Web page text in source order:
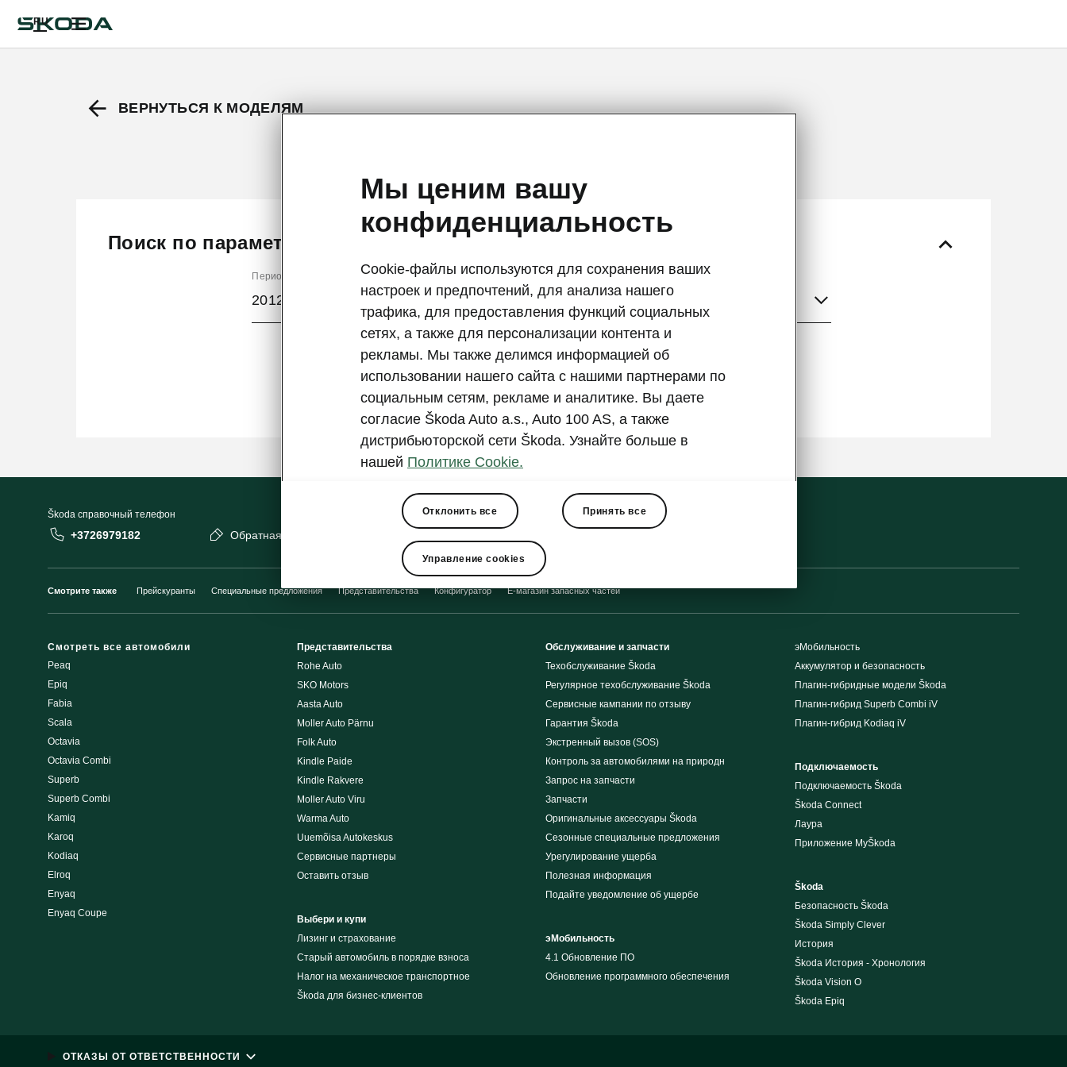
RU
ВЕРНУТЬСЯ К МОДЕЛЯМ
Поиск по параметрам
Период производства
2012/11 Язык
Показать
Škoda cправочный телефон
+3726979182 Обратная связь
Смотрите также Прейскуранты Специальные предложения Представительства Конфигуратор E-магазин запасных частей
Смотреть все автомобили
Peaq
Epiq
Fabia
Scala
Octavia
Octavia Combi
Superb
Superb Combi
Kamiq
Karoq
Kodiaq
Elroq
Enyaq
Enyaq Coupe
Представительства
Rohe Auto
SKO Motors
Aasta Auto
Moller Auto Pärnu
Folk Auto
Kindle Paide
Kindle Rakvere
Moller Auto Viru
Warma Auto
Uuemõisa Autokeskus
Сервисные партнеры
Оставить отзыв
Выбери и купи
Лизинг и cтрахование
Cтарый автомобиль в порядке взноса
Налог на механическое транспортное
Škoda для бизнес-клиентов
Обслуживание и запчасти
Техобслуживание Škoda
Регулярное техобслуживание Škoda
Сервисные кампании по отзыву
Гарантия Škoda
Экстренный вызов (SOS)
Контроль за автомобилями на природн
Запрос на запчасти
Запчасти
Оригинальные аксессуары Škoda
Сезонные специальные предложения
Урегулирование ущерба
Полезная информация
Подайте уведомление об ущербе
эМобильность
4.1 Обновление ПО
Обновление программного обеспечения
эМобильность
Аккумулятор и безопасность
Плагин-гибридные модели Škoda
Плагин-гибрид Superb Combi iV
Плагин-гибрид Kodiaq iV
Подключаемость
Подключаемость Škoda
Škoda Connect
Лаура
Приложение MyŠkoda
Škoda
Безопасность Škoda
Škoda Simply Clever
История
Škoda История - Хронология
Škoda Vision O
Škoda Epiq
ОТКАЗЫ ОТ ОТВЕТСТВЕННОСТИ
Мы ценим вашу
конфиденциальность
Cookie-файлы используются для сохранения ваших
настроек и предпочтений, для анализа нашего
трафика, для предоставления функций социальных
сетях, а также для персонализации контента и
рекламы. Мы также делимся информацией об
использовании нашего сайта с нашими партнерами по
социальным сетям, рекламе и аналитике. Вы даете
согласие Škoda Auto a.s., Auto 100 AS, а также
дистрибьюторской сети Škoda. Узнайте больше в
нашей Политике Cookie.
Отклонить все Принять все
Управление cookies